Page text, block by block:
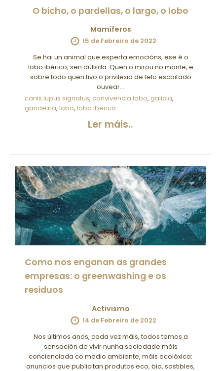
O bicho, o pardellas, o largo, o lobo
Mamíferos
15 de Febreiro de 2022
Se hai un animal que esperta emocións, ese é o
lobo ibérico, sen dúbida. Quen o mirou no monte, e
sobre todo quen tivo o privilexio de telo escoitado
ouvear…
canis lupus signatus, convivencia lobo, galicia,
gandeiria,lobo,lobo iberico
Ler máis..
Como nos enganan as grandes
empresas: o greenwashing e os
residuos
Activismo
14 de Febreiro de 2022
Nos últimos anos, cada vez máis, todos temos a
sensación de vivir nunha sociedade máis
concienciada co medio ambiente, máis ecolóxica:
anuncios que publicitan produtos eco, bio, sostibles,